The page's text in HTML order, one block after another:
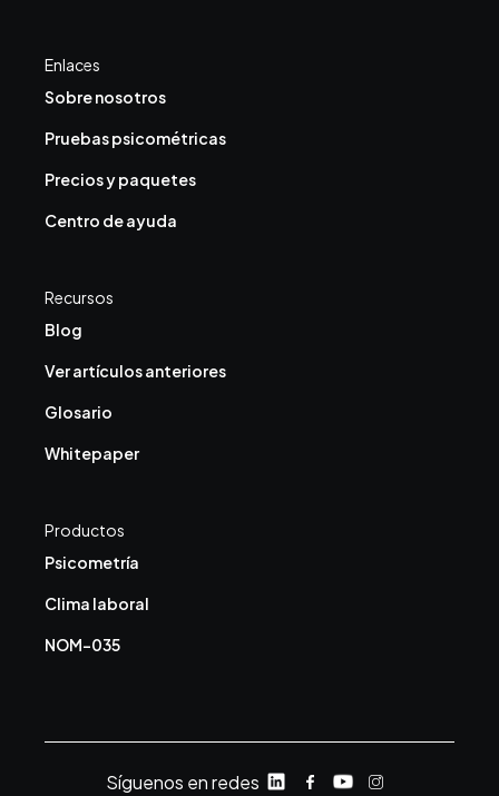
Enlaces
Sobre nosotros
Pruebas psicométricas
Precios y paquetes
Centro de ayuda
Recursos
Blog
Ver artículos anteriores
Glosario
Whitepaper
Productos
Psicometría
Clima laboral
NOM-035
Síguenos en redes